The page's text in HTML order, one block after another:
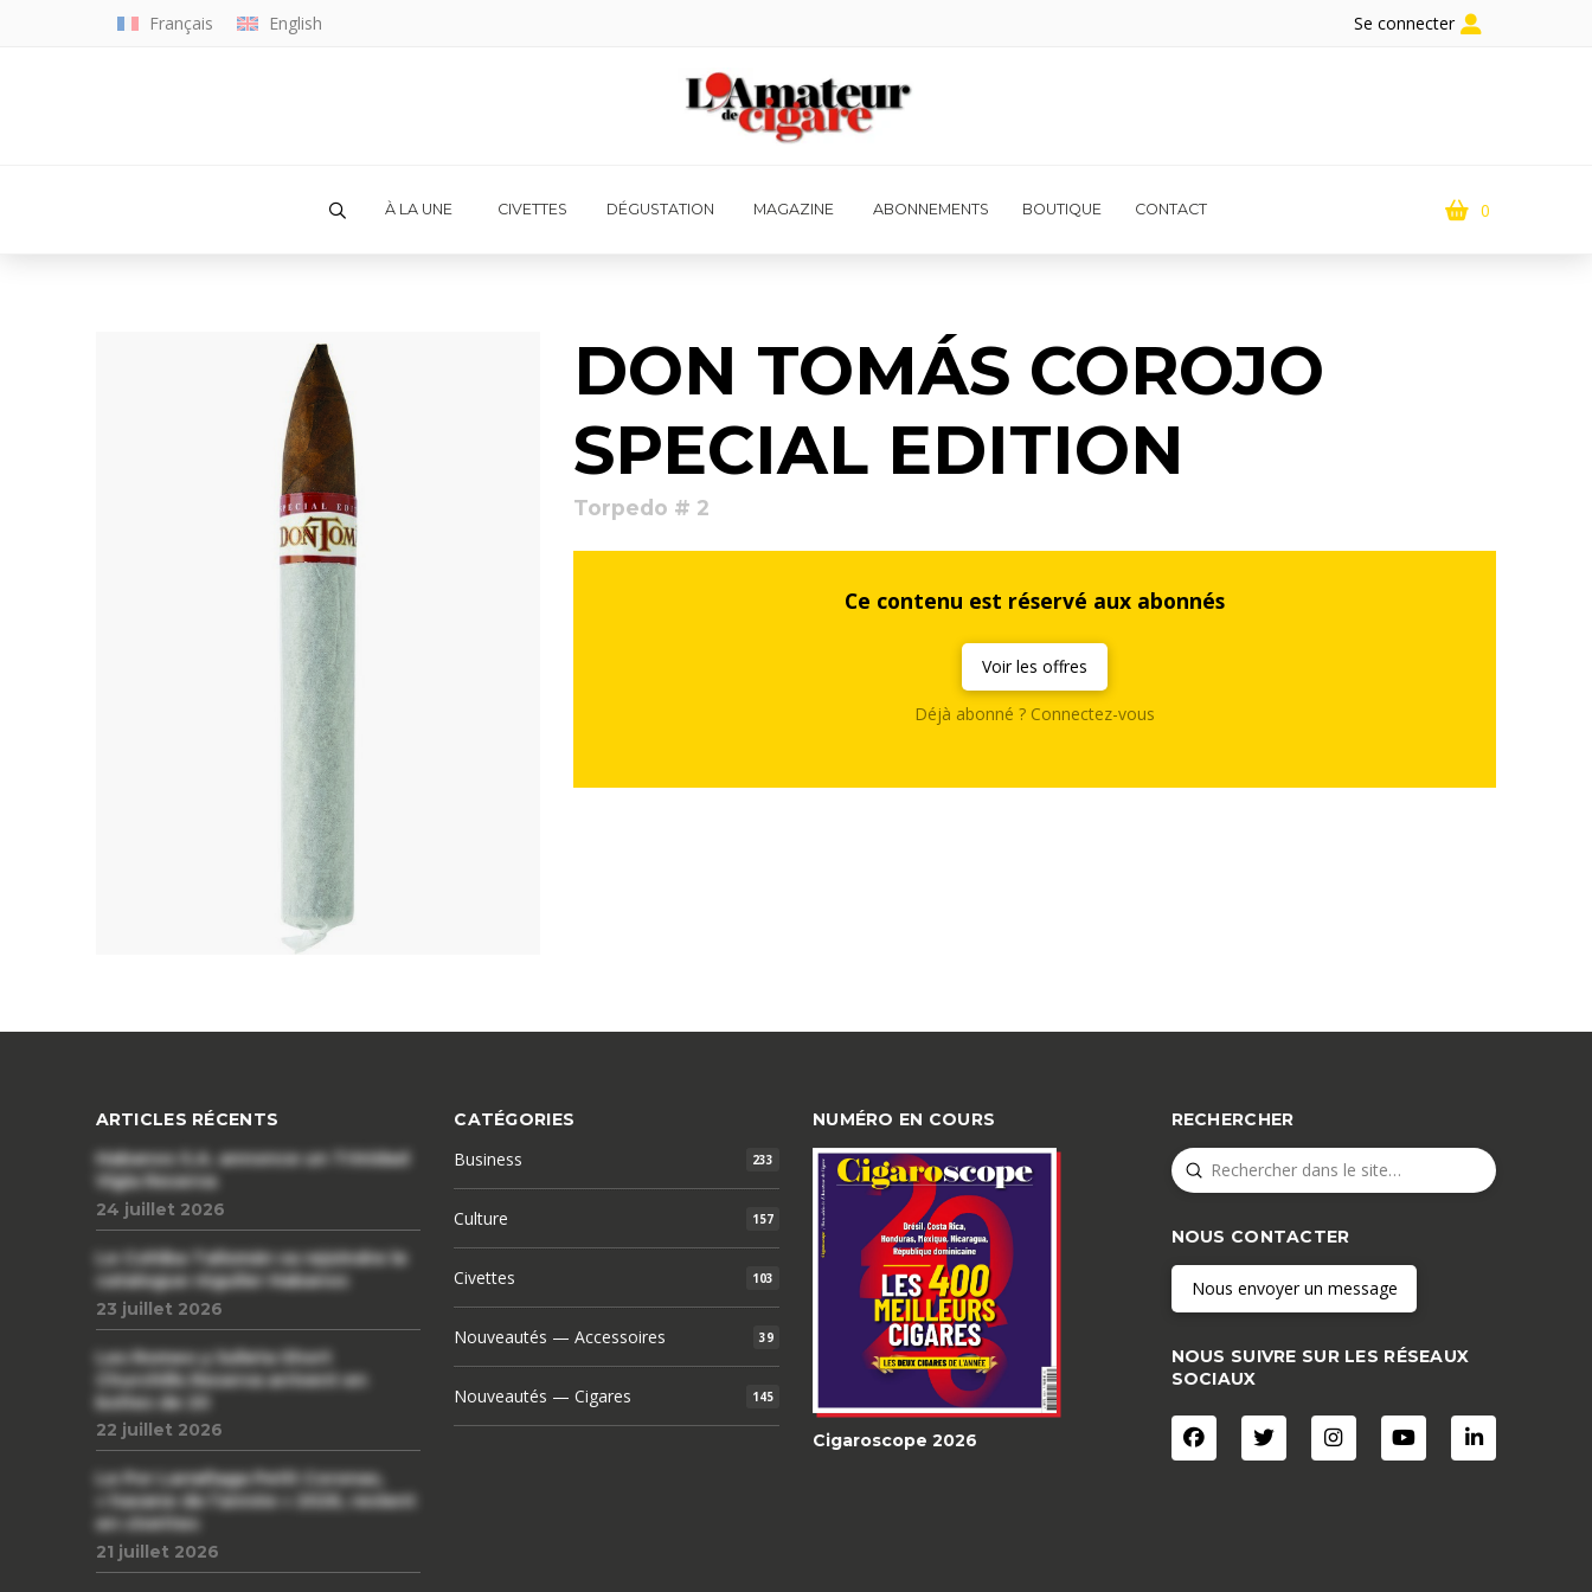
Français English Se connecter
À LA UNE CIVETTES DÉGUSTATION MAGAZINE ABONNEMENTS BOUTIQUE CONTACT 0
DON TOMÁS COROJO
SPECIAL EDITION
Torpedo # 2
Ce contenu est réservé aux abonnés
Voir les offres
Déjà abonné ? Connectez-vous
ARTICLES RÉCENTS
Habanos S.A. annonce un Trinidad
Vigia Reserva
24 juillet 2026
Le Cohiba Talismán va rejoindre le
catalogue régulier Habanos
23 juillet 2026
Les Romeo y Julieta Short
Churchills Reserva arrivent en
boîtes de 20
22 juillet 2026
Le Por Larrañaga Petit Coronas,
« havane de l’année » 2026, revient
en civettes
21 juillet 2026
CATÉGORIES
Business 233
Culture 157
Civettes 103
Nouveautés — Accessoires 39
Nouveautés — Cigares 145
NUMÉRO EN COURS
Cigaroscope 2026
RECHERCHER
Search
Submit
NOUS CONTACTER
Nous envoyer un message
NOUS SUIVRE SUR LES RÉSEAUX
SOCIAUX